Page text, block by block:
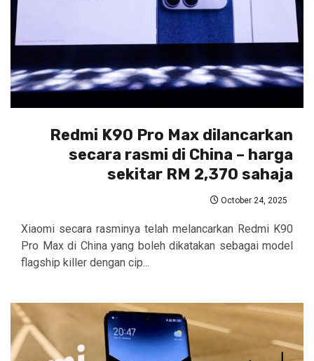
Redmi K90 Pro Max dilancarkan
secara rasmi di China – harga
sekitar RM 2,370 sahaja
October 24, 2025
Xiaomi secara rasminya telah melancarkan Redmi K90
Pro Max di China yang boleh dikatakan sebagai model
flagship killer dengan cip...